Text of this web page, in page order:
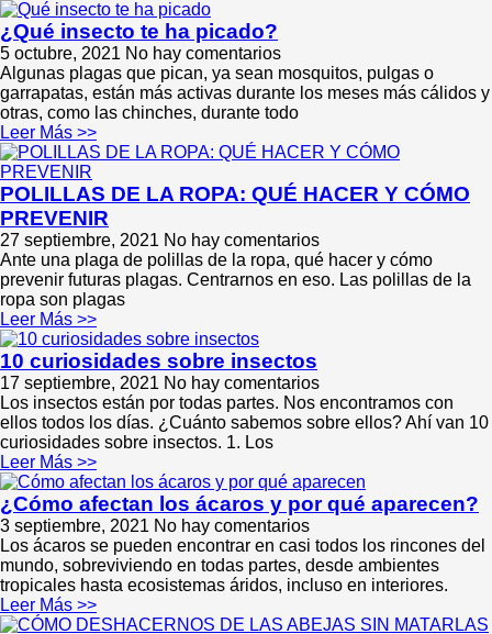
¿Qué insecto te ha picado?
5 octubre, 2021 No hay comentarios
Algunas plagas que pican, ya sean mosquitos, pulgas o
garrapatas, están más activas durante los meses más cálidos y
otras, como las chinches, durante todo
Leer Más >>
POLILLAS DE LA ROPA: QUÉ HACER Y CÓMO
PREVENIR
27 septiembre, 2021 No hay comentarios
Ante una plaga de polillas de la ropa, qué hacer y cómo
prevenir futuras plagas. Centrarnos en eso. Las polillas de la
ropa son plagas
Leer Más >>
10 curiosidades sobre insectos
17 septiembre, 2021 No hay comentarios
Los insectos están por todas partes. Nos encontramos con
ellos todos los días. ¿Cuánto sabemos sobre ellos? Ahí van 10
curiosidades sobre insectos. 1. Los
Leer Más >>
¿Cómo afectan los ácaros y por qué aparecen?
3 septiembre, 2021 No hay comentarios
Los ácaros se pueden encontrar en casi todos los rincones del
mundo, sobreviviendo en todas partes, desde ambientes
tropicales hasta ecosistemas áridos, incluso en interiores.
Leer Más >>